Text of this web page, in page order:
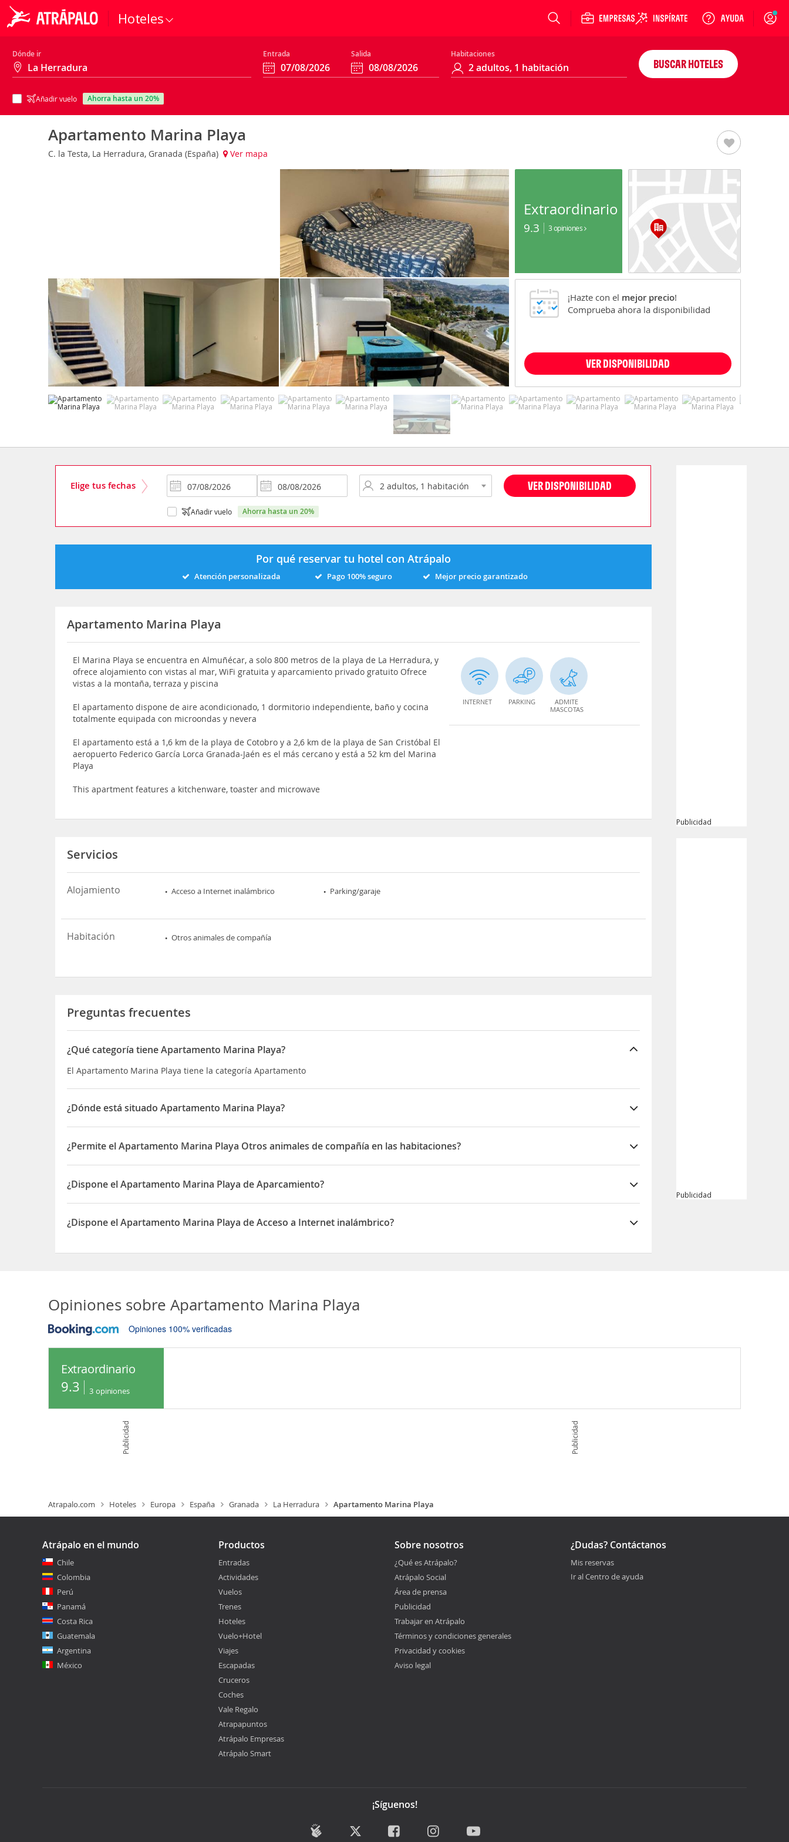
Hoteles Login
Dónde ir Entrada Salida Habitaciones
Añadir vuelo ahorra hasta un 20%
BUSCAR HOTELES
Apartamento Marina Playa
C. la Testa, La Herradura, Granada (España) Ver mapa
Extraordinario
9.3 3 opiniones
¡Hazte con el mejor precio!
Comprueba ahora la disponibilidad
VER DISPONIBILIDAD
Elige tus fechas VER DISPONIBILIDAD
Añadir vuelo ahorra hasta un 20%
Por qué reservar tu hotel con Atrápalo
Atención personalizada Pago 100% seguro Mejor precio garantizado
Apartamento Marina Playa
El Marina Playa se encuentra en Almuñécar, a solo 800 metros de la playa de La Herradura, y
ofrece alojamiento con vistas al mar, WiFi gratuita y aparcamiento privado gratuito Ofrece
vistas a la montaña, terraza y piscina
El apartamento dispone de aire acondicionado, 1 dormitorio independiente, baño y cocina
totalmente equipada con microondas y nevera
El apartamento está a 1,6 km de la playa de Cotobro y a 2,6 km de la playa de San Cristóbal El
aeropuerto Federico García Lorca Granada-Jaén es el más cercano y está a 52 km del Marina
Playa
This apartment features a kitchenware, toaster and microwave
INTERNET PARKING
ADMITE
MASCOTAS
Servicios
Alojamiento Acceso a Internet inalámbrico Parking/garaje
Habitación Otros animales de compañía
Preguntas frecuentes
¿Qué categoría tiene Apartamento Marina Playa?
El Apartamento Marina Playa tiene la categoría Apartamento
¿Dónde está situado Apartamento Marina Playa?
El Apartamento Marina Playa está situado en C. la Testa
¿Permite el Apartamento Marina Playa Otros animales de compañía en las habitaciones?
Sí, el Apartamento Marina Playa permite Otros animales de compañía en las habitaciones
¿Dispone el Apartamento Marina Playa de Aparcamiento?
Sí, el Apartamento Marina Playa dispone de Aparcamiento
¿Dispone el Apartamento Marina Playa de Acceso a Internet inalámbrico?
Publicidad
Publicidad
Opiniones sobre Apartamento Marina Playa
Opiniones 100% verificadas
Extraordinario
9.3 3 opiniones
Publicidad Publicidad
Atrapalo.com Hoteles Europa España Granada La Herradura Apartamento Marina Playa
Atrápalo en el mundo
Chile
Colombia
Perú
Panamá
Costa Rica
Guatemala
Argentina
México
Productos
Entradas
Actividades
Vuelos
Trenes
Hoteles
Vuelo+Hotel
Viajes
Escapadas
Cruceros
Coches
Vale Regalo
Atrapapuntos
Atrápalo Empresas
Atrápalo Smart
Sobre nosotros
¿Qué es Atrápalo?
Atrápalo Social
Área de prensa
Publicidad
Trabajar en Atrápalo
Términos y condiciones generales
Privacidad y cookies
Aviso legal
¿Dudas? Contáctanos
Mis reservas
Ir al Centro de ayuda
¡Síguenos!